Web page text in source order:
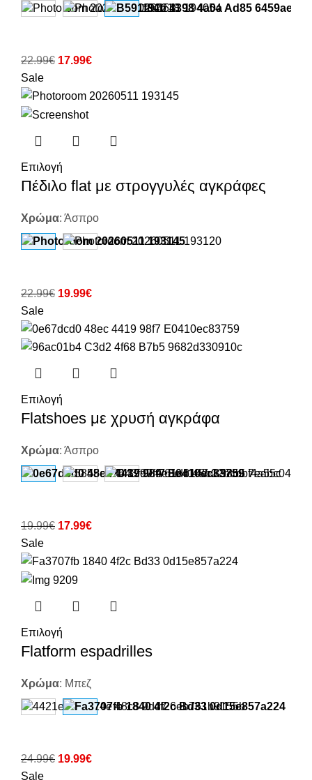
22.99€ 17.99€
Sale
Επιλογή
Πέδιλο flat με στρογγυλές αγκράφες
Χρώμα: Άσπρο
22.99€ 19.99€
Sale
Επιλογή
Flatshoes με χρυσή αγκράφα
Χρώμα: Άσπρο
19.99€ 17.99€
Sale
Επιλογή
Flatform espadrilles
Χρώμα: Μπεζ
24.99€ 19.99€
Sale